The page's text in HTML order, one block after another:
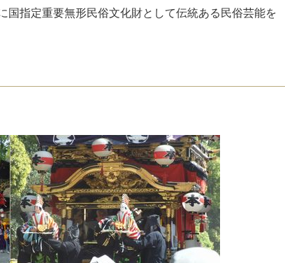
国指定重要無形民俗文化財として伝統ある民俗芸能を